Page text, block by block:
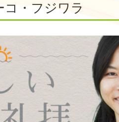
コ・フジワラ